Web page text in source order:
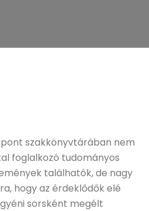
szakkönyvtárában nem
foglalkozó tudományos
találhatók, de nagy
hogy az érdeklődők elé
sorsként megélt